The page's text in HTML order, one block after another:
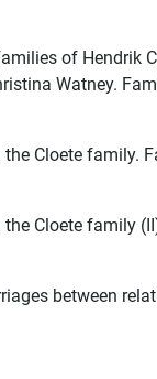
of Hendrik
Watney.
the Cloete family.
the Cloete family
between